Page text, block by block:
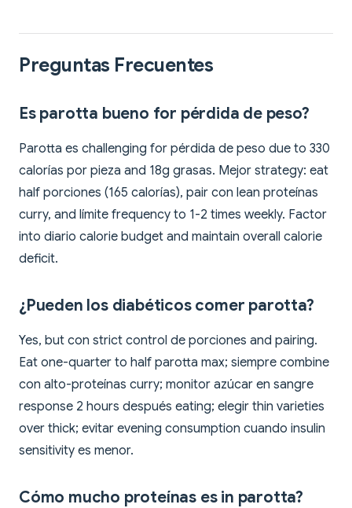
Preguntas Frecuentes
Es parotta bueno for pérdida de peso?
Parotta es challenging for pérdida de peso due to 330
calorías por pieza and 18g grasas. Mejor strategy: eat
half porciones (165 calorías), pair con lean proteínas
curry, and límite frequency to 1-2 times weekly. Factor
into diario calorie budget and maintain overall calorie
deficit.
¿Pueden los diabéticos comer parotta?
Yes, but con strict control de porciones and pairing.
Eat one-quarter to half parotta max; siempre combine
con alto-proteínas curry; monitor azúcar en sangre
response 2 hours después eating; elegir thin varieties
over thick; evitar evening consumption cuando insulin
sensitivity es menor.
Cómo mucho proteínas es in parotta?